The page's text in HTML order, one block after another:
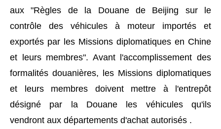
aux "Règles de la Douane de Beijing sur le
contrôle des véhicules à moteur importés et
exportés par les Missions diplomatiques en Chine
et leurs membres". Avant l'accomplissement des
formalités douanières, les Missions diplomatiques
et leurs membres doivent mettre à l'entrepôt
désigné par la Douane les véhicules qu'ils
vendront aux départements d'achat autorisés .